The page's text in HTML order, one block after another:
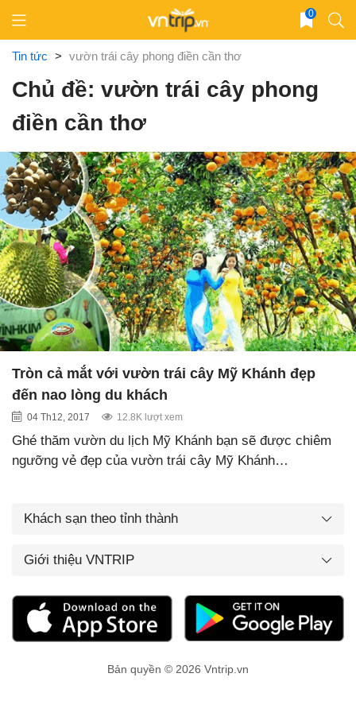
content
0
Tin tức > vườn trái cây phong điền cần thơ
Chủ đề: vườn trái cây phong
điền cần thơ
Tròn cả mắt với vườn trái cây Mỹ Khánh đẹp
đến nao lòng du khách
04 Th12, 2017 12.8K lượt xem
Ghé thăm vườn du lịch Mỹ Khánh bạn sẽ được chiêm
ngưỡng vẻ đẹp của vườn trái cây Mỹ Khánh…
Khách sạn theo tỉnh thành
Giới thiệu VNTRIP
Bản quyền © 2026 Vntrip.vn